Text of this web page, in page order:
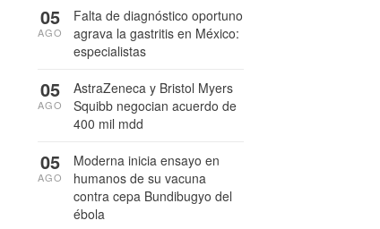
Falta de diagnóstico oportuno
agrava la gastritis en México:
especialistas
05
AGO
AstraZeneca y Bristol Myers
Squibb negocian acuerdo de
400 mil mdd
05
AGO
Moderna inicia ensayo en
humanos de su vacuna
contra cepa Bundibugyo del
ébola
05
AGO